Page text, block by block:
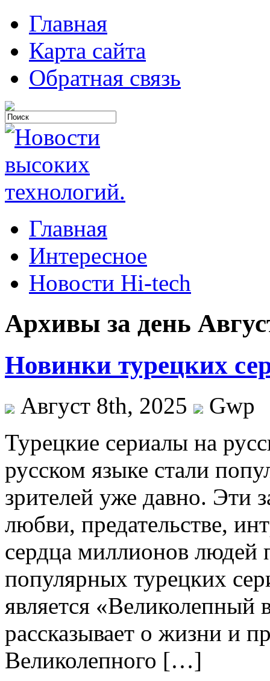
Главная
Карта сайта
Обратная связь
Главная
Интересное
Новости Hi-tech
Архивы за день
Новинки турецких
Август 8th, 2025
Gwp
Турeцкиe сeриaлы нa
русском языке стали
зрителей уже давно. Эти
любви, предательстве,
сердца миллионов
популярных турецких
является «Великолепный
рассказывает о жизни и
Великолепного […]